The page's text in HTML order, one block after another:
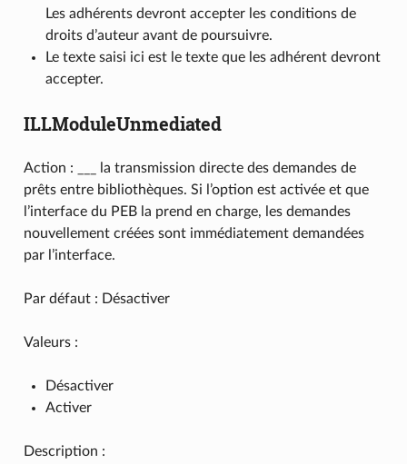
Les adhérents devront accepter les conditions de
droits d’auteur avant de poursuivre.
Le texte saisi ici est le texte que les adhérent devront
accepter.
ILLModuleUnmediated
Action : ___ la transmission directe des demandes de
prêts entre bibliothèques. Si l’option est activée et que
l’interface du PEB la prend en charge, les demandes
nouvellement créées sont immédiatement demandées
par l’interface.
Par défaut : Désactiver
Valeurs :
Désactiver
Activer
Description :